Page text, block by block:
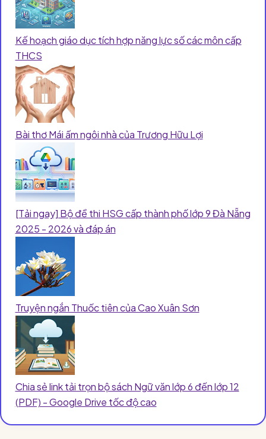
Kế hoạch giáo dục tích hợp năng lực số các môn cấp
THCS
Bài thơ Mái ấm ngôi nhà của Trương Hữu Lợi
[Tải ngay] Bộ đề thi HSG cấp thành phố lớp 9 Đà Nẵng
2025 - 2026 và đáp án
Truyện ngắn Thuốc tiên của Cao Xuân Sơn
Chia sẻ link tải trọn bộ sách Ngữ văn lớp 6 đến lớp 12
(PDF) - Google Drive tốc độ cao